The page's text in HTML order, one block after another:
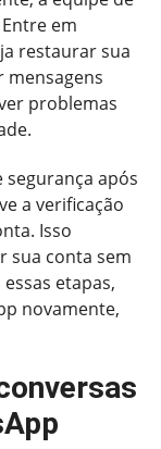
em
restaurar sua
mensagens
problemas
segurança após
a verificação
Isso
sua conta sem
etapas,
novamente,